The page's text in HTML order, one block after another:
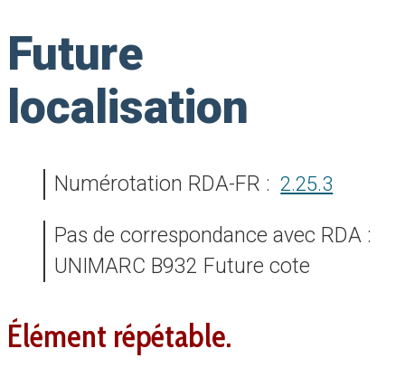
Future
localisation
Numérotation RDA-FR : 2.25.3
Pas de correspondance avec RDA :
UNIMARC B932 Future cote
élément répétable.